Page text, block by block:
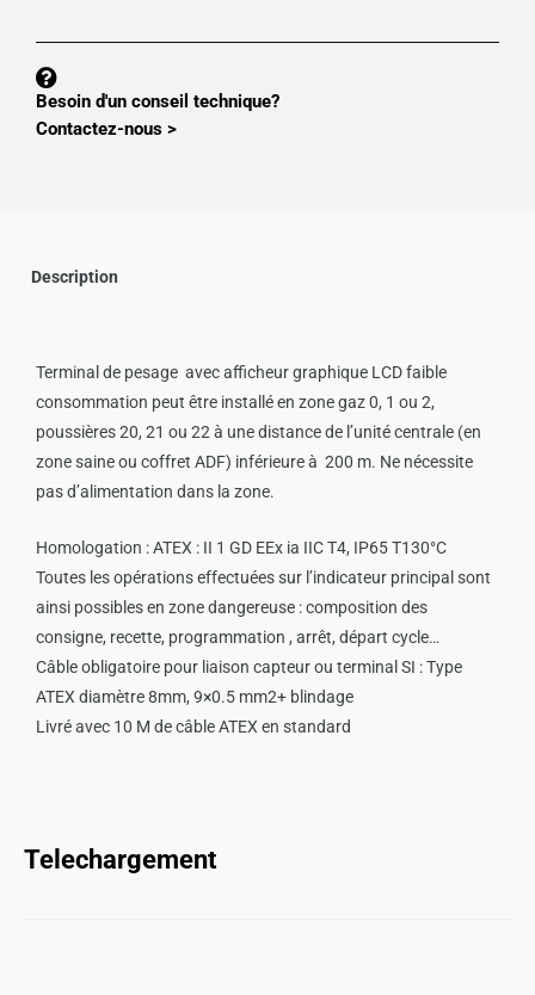
MT302
Besoin d'un conseil technique?
Contactez-nous >
Description
Terminal de pesage avec afficheur graphique LCD faible
consommation peut être installé en zone gaz 0, 1 ou 2,
poussières 20, 21 ou 22 à une distance de l’unité centrale (en
zone saine ou coffret ADF) inférieure à 200 m. Ne nécessite
pas d’alimentation dans la zone.
Homologation : ATEX : II 1 GD EEx ia IIC T4, IP65 T130°C
Toutes les opérations effectuées sur l’indicateur principal sont
ainsi possibles en zone dangereuse : composition des
consigne, recette, programmation , arrêt, départ cycle…
Câble obligatoire pour liaison capteur ou terminal SI : Type
ATEX diamètre 8mm, 9×0.5 mm2+ blindage
Livré avec 10 M de câble ATEX en standard
Telechargement